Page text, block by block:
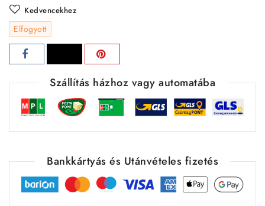
Kedvencekhez
Elfogyott
Szállítás házhoz vagy automatába
Bankkártyás és Utánvételes fizetés